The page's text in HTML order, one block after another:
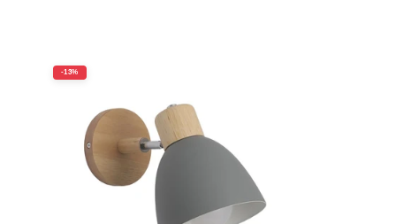
-13%